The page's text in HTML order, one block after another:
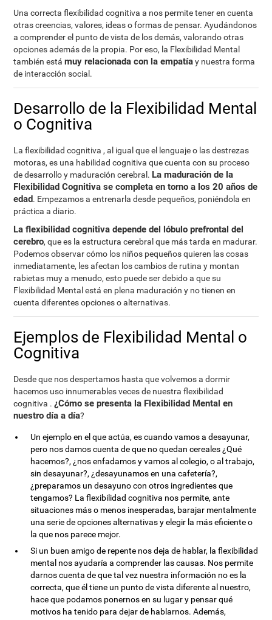
Una correcta flexibilidad cognitiva a nos permite tener en cuenta
otras creencias, valores, ideas o formas de pensar. Ayudándonos
a comprender el punto de vista de los demás, valorando otras
opciones además de la propia. Por eso, la Flexibilidad Mental
también estámuy relacionada con la empatíay nuestra forma
de interacción social.
Desarrollo de la Flexibilidad Mental
o Cognitiva
La flexibilidad cognitiva , al igual que el lenguaje o las destrezas
motoras, es una habilidad cognitiva que cuenta con su proceso
de desarrollo y maduración cerebral. La maduración de la
Flexibilidad Cognitiva se completa en torno a los 20 años de
edad. Empezamos a entrenarla desde pequeños, poniéndola en
práctica a diario.
La flexibilidad cognitiva depende del lóbulo prefrontal del
cerebro, que es la estructura cerebral que más tarda en madurar.
Podemos observar cómo los niños pequeños quieren las cosas
inmediatamente, les afectan los cambios de rutina y montan
rabietas muy a menudo, esto puede ser debido a que su
Flexibilidad Mental está en plena maduración y no tienen en
cuenta diferentes opciones o alternativas.
Ejemplos de Flexibilidad Mental o
Cognitiva
Desde que nos despertamos hasta que volvemos a dormir
hacemos uso innumerables veces de nuestra flexibilidad
cognitiva . ¿Cómo se presenta la Flexibilidad Mental en
nuestro día a día?
Un ejemplo en el que actúa, es cuando vamos a desayunar,
pero nos damos cuenta de que no quedan cereales ¿Qué
hacemos?, ¿nos enfadamos y vamos al colegio, o al trabajo,
sin desayunar?, ¿desayunamos en una cafetería?,
¿preparamos un desayuno con otros ingredientes que
tengamos? La flexibilidad cognitiva nos permite, ante
situaciones más o menos inesperadas, barajar mentalmente
una serie de opciones alternativas y elegir la más eficiente o
la que nos parece mejor.
Si un buen amigo de repente nos deja de hablar, la flexibilidad
mental nos ayudaría a comprender las causas. Nos permite
darnos cuenta de que tal vez nuestra información no es la
correcta, que él tiene un punto de vista diferente al nuestro,
hace que podamos ponernos en su lugar y pensar qué
motivos ha tenido para dejar de hablarnos. Además,